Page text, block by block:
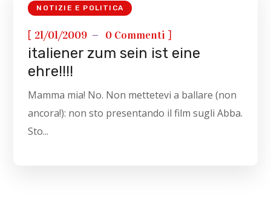
NOTIZIE E POLITICA
[ 21/01/2009 0 Commenti ]
italiener zum sein ist eine
ehre!!!!
Mamma mia! No. Non mettetevi a ballare (non
ancora!): non sto presentando il film sugli Abba.
Sto...